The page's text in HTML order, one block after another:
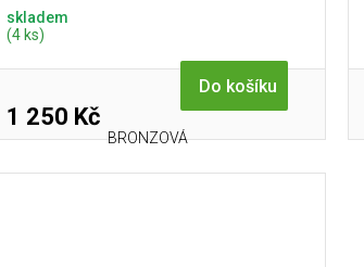
skladem
(4 ks)
1 250 Kč
Do košíku
BRONZOVÁ